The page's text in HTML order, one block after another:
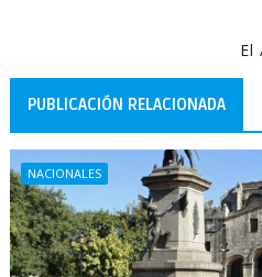
El
PUBLICACIÓN RELACIONADA
NACIONALES